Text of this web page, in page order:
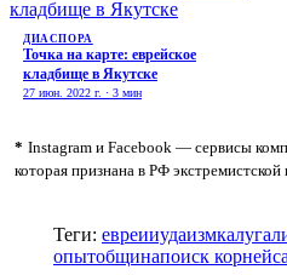
ДИАСПОРА
Точка на карте: еврейское
кладбище в Якутске
27 июн. 2022 г. · 3 мин
* Instagram и Facebook — сервисы
которая признана в РФ экстремистской
Теги: евреииудаизмкалуга
опытобщинапоиск корней